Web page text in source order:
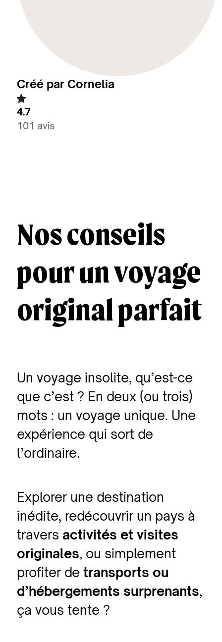
Créé par Cornelia
4.7
101 avis
Nos conseils
pour un voyage
original parfait
Un voyage insolite, qu’est-ce
que c’est ? En deux (ou trois)
mots : un voyage unique. Une
expérience qui sort de
l’ordinaire.
Explorer une destination
inédite, redécouvrir un pays à
travers activités et visites
originales, ou simplement
profiter de transports ou
d’hébergements surprenants,
ça vous tente ?